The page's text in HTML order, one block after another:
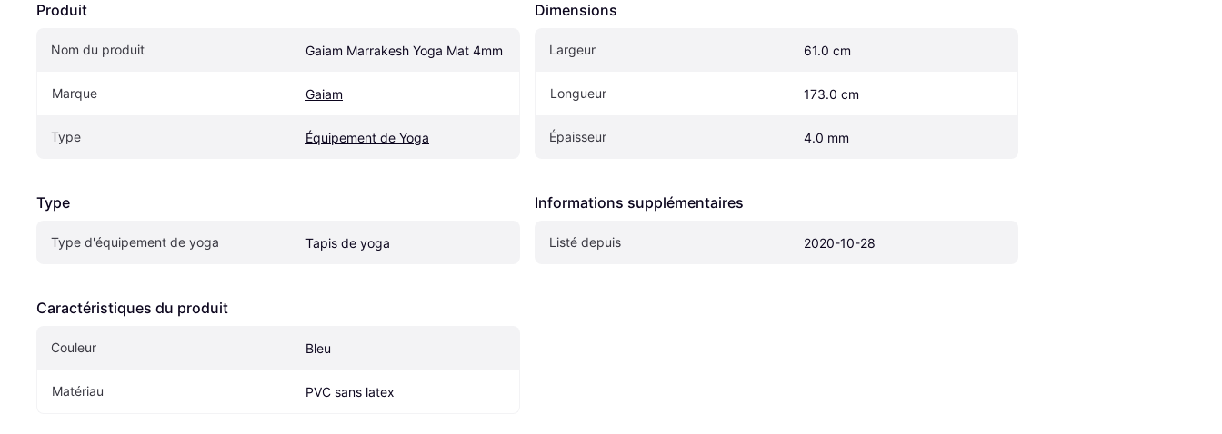
Produit
Nom du produit Gaiam Marrakesh Yoga Mat 4mm
Marque Gaiam
Type Équipement de Yoga
Type
Type d'équipement de yoga Tapis de yoga
Caractéristiques du produit
Couleur Bleu
Matériau PVC sans latex
Dimensions
Largeur 61.0 cm
Longueur 173.0 cm
Épaisseur 4.0 mm
Informations supplémentaires
Listé depuis 2020-10-28